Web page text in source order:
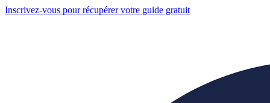
Inscrivez-vous pour récupérer votre guide gratuit